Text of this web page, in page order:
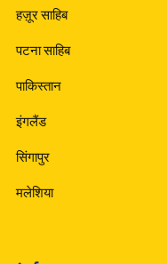
हज़ूर साहिब
पटना साहिब
पाकिस्तान
इंगलैंड
सिंगापुर
मलेशिया